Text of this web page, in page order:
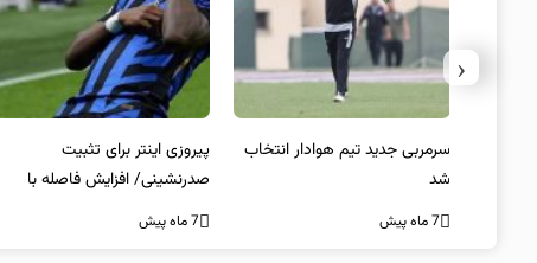
سرمربی جدید تیم هوادار انتخاب
شد
7 ماه پیش
پیروزی اینتر برای تثبیت
صدرنشینی/ افزایش فاصله با
ناپولی
7 ماه پیش
‹